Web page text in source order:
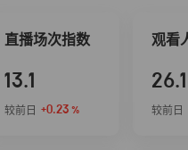
直播场次指数
13.1
较前日 +0.23 %
观看
26.1
较前日